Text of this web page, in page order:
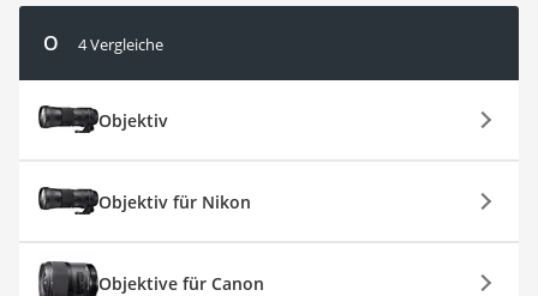
O 4 Vergleiche
Objektiv
Objektiv für Nikon
Objektive für Canon